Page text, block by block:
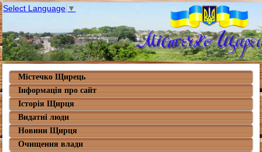
Select Language ▼
Містечко Щирець
Інформація про сайт
Історія Щирця
Видатні люди
Новини Щирця
Очищення влади